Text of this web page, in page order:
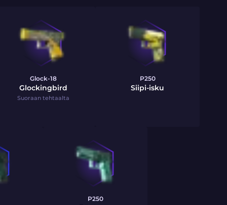
Glock-18
Glockingbird
Suoraan tehtaalta
P250
Siipi-isku
P250